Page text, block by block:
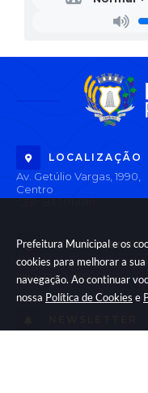
Prefeitura Municipal e os
cookies para melhorar a
navegação. Ao continuar
nossa Política de Cookies e
LOCALIZAÇÃO
Av. Getúlio Vargas, 1990,
Centro
CEP: 83301-010
ATENDIMENTO
Segunda à Sexta: De
12h e 13h às 17h